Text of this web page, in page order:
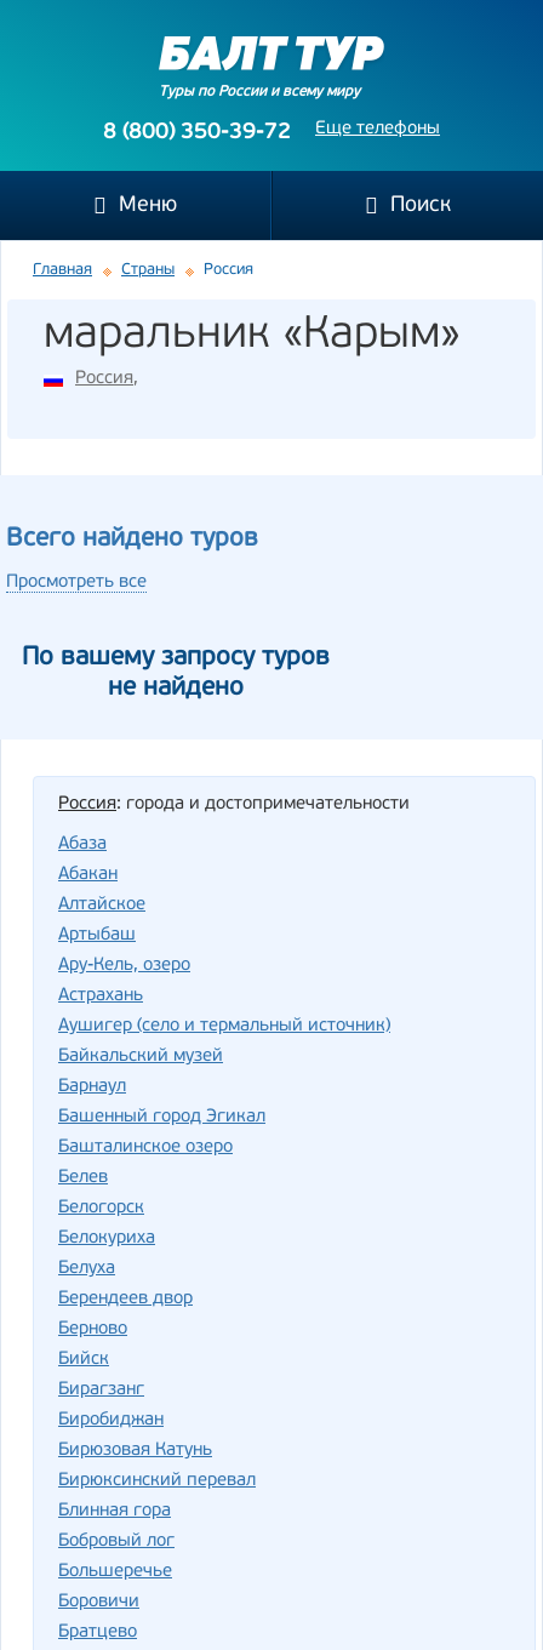
Туры по России и всему миру
Еще телефоны
8 (800) 350-39-72
Меню Поиск
Главная Страны Россия
маральник «Карым»
Россия,
Всего найдено туров
Просмотреть все
По вашему запросу туров
не найдено
Россия: города и достопримечательности
Абаза
Абакан
Алтайское
Артыбаш
Ару-Кель, озеро
Астрахань
Аушигер (село и термальный источник)
Байкальский музей
Барнаул
Башенный город Эгикал
Башталинское озеро
Белев
Белогорск
Белокуриха
Белуха
Берендеев двор
Берново
Бийск
Бирагзанг
Биробиджан
Бирюзовая Катунь
Бирюксинский перевал
Блинная гора
Бобровый лог
Большеречье
Боровичи
Братцево